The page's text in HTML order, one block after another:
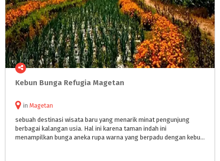
Kebun Bunga Refugia Magetan
in Magetan
sebuah destinasi wisata baru yang menarik minat pengunjung
berbagai kalangan usia. Hal ini karena taman indah ini
menampilkan bunga aneka rupa warna yang berpadu dengan kebun sayuran di beberapa bagian.